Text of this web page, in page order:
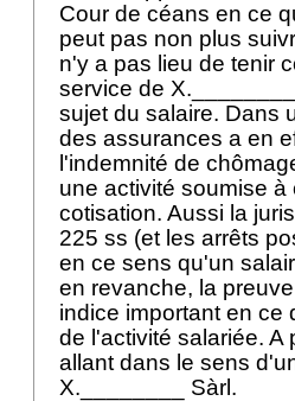
Cour de céans en ce
peut pas non plus
n'y a pas lieu de tenir
service de
sujet du salaire. Dans
des assurances a en
l'indemnité de
une activité soumise
cotisation. Aussi la
225 ss (et les arrêts
en ce sens qu'un
en revanche, la
indice important en ce
de l'activité salariée. A
allant dans le sens
X.________ Sàrl.